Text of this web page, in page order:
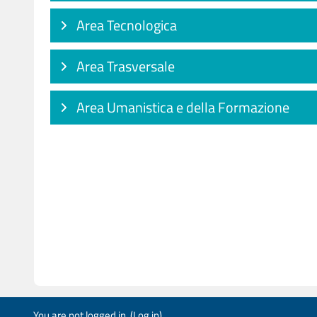
Area Tecnologica
Area Trasversale
Area Umanistica e della Formazione